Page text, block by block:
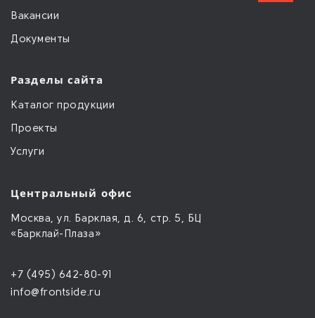
Вакансии
Документы
Разделы сайта
Каталог продукции
Проекты
Услуги
Центральный офис
Москва, ул. Барклая, д. 6, стр. 5, БЦ
«Барклай-Плаза»
+7 (495) 642-80-91
info@frontside.ru